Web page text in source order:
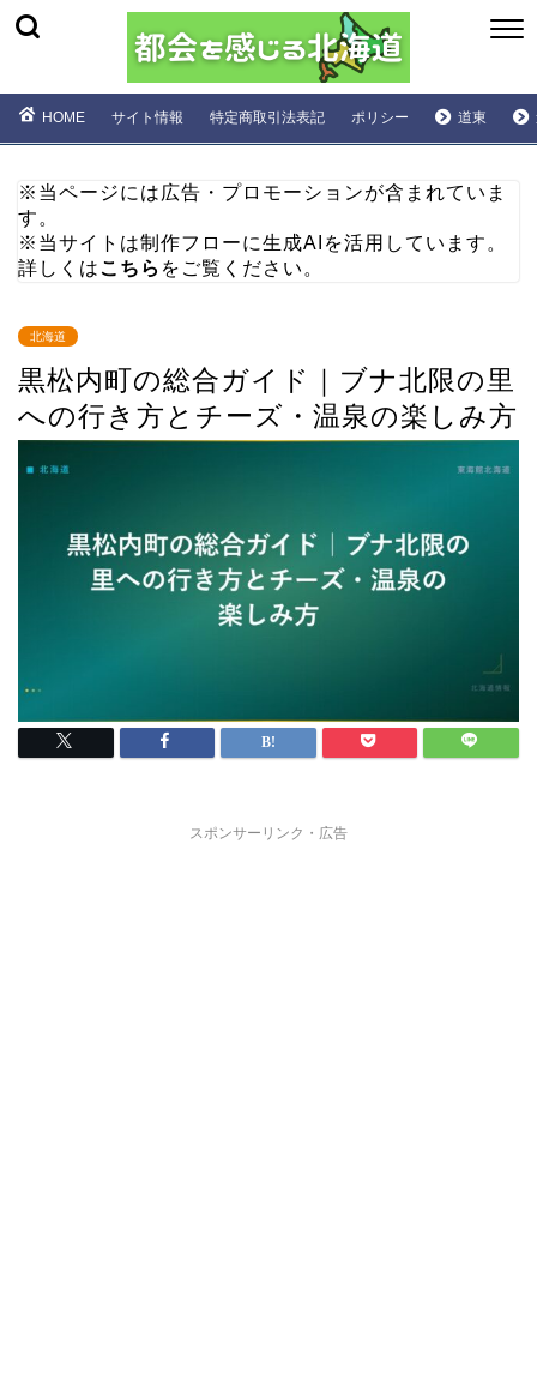
HOME サイト情報 特定商取引法表記 ポリシー 道東
※当ページには広告・プロモーションが含まれていま
す。
※当サイトは制作フローに生成AIを活用しています。
詳しくはこちら をご覧ください。
北海道
黒松内町の総合ガイド｜ブナ北限の里
への行き方とチーズ・温泉の楽しみ方
スポンサーリンク・広告